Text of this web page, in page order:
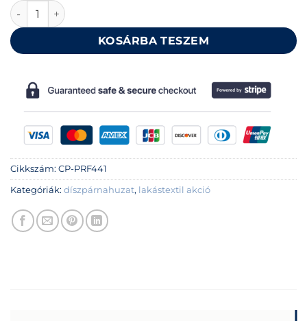
Pamut díszpárna huzat, 40×40 cm mennyiség
KOSÁRBA TESZEM
Cikkszám: CP-PRF441
Kategóriák: díszpárnahuzat, lakástextil akció